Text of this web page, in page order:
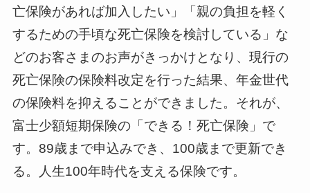
亡保険があれば加入したい」「親の負担を軽く
するための手頃な死亡保険を検討している」な
どのお客さまのお声がきっかけとなり、現行の
死亡保険の保険料改定を行った結果、年金世代
の保険料を抑えることができました。それが、
富士少額短期保険の「できる！死亡保険」で
す。89歳まで申込みでき、100歳まで更新でき
る。人生100年時代を支える保険です。